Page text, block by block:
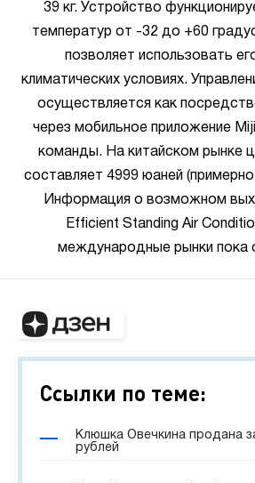
39 кг. Устройство
температур от -32 до +60
позволяет использовать
климатических условиях.
осуществляется как
через мобильное приложение
команды. На китайском рынке
составляет 4999 юаней
Информация о возможном
Efficient Standing Air
международные рынки пока
Ссылки по теме:
Клюшка Овечкина продана
рублей